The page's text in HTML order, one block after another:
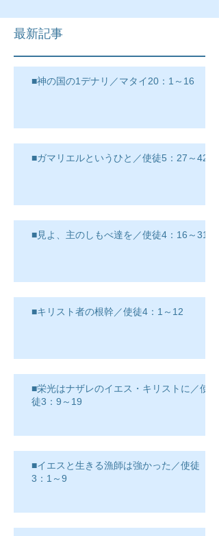
最新記事
■神の国の1デナリ／マタイ20：1～16
■ガマリエルというひと／使徒5：27～42
■見よ、主のしもべ達を／使徒4：16～31
■キリスト者の根幹／使徒4：1～12
■栄光はナザレのイエス・キリストに／使
徒3：9～19
■イエスと生きる漁師は強かった／使徒
3：1～9